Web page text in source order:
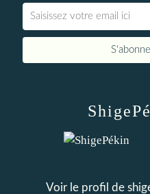
Voir le profil de